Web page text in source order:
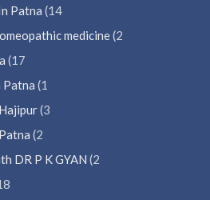
Patna (14
medicine(2
(17
Patna (1
(3
(2
DR P K GYAN (2